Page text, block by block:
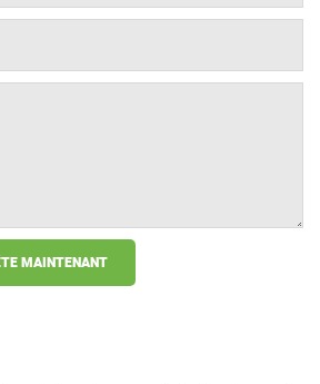
MAINTENANT